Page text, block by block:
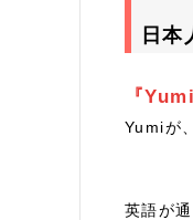
日本
『
Yumiが
英語が